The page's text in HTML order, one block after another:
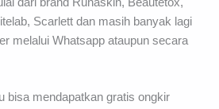
Scarlett dan masih banyak lagi
melalui Whatsapp ataupun secara
bisa mendapatkan gratis ongkir